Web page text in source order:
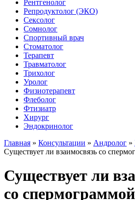
Рентгенолог
Репродуктолог (ЭКО)
Сексолог
Сомнолог
Спортивный врач
Стоматолог
Терапевт
Травматолог
Трихолог
Уролог
Физиотерапевт
Флеболог
Фтизиатр
Хирург
Эндокринолог
Главная » Консультации » Андролог »
Существует ли взаимосвязь со
Существует ли
со